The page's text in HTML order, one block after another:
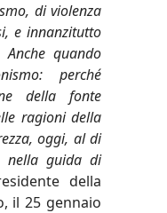
di violenza
e innanzitutto
quando
perché
della fonte
ragioni della
oggi, al di
nella guida di
della
il 25 gennaio